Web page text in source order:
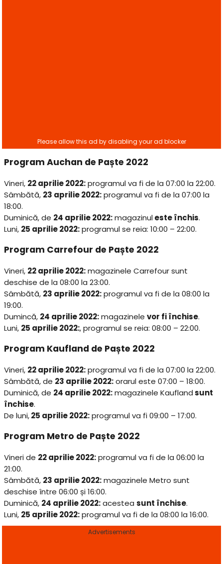
Program Auchan de Paște 2022
Vineri, 22 aprilie 2022:programul va fi de la 07:00 la 22:00.
Sâmbătă, 23 aprilie 2022:programul va fi de la 07:00 la
18:00.
Duminică, de 24 aprilie 2022:magazinuleste închis.
Luni, 25 aprilie 2022:programul se reia: 10:00 – 22:00.
Program Carrefour de Paște 2022
Vineri, 22 aprilie 2022:magazinele Carrefour sunt
deschise de la 08:00 la 23:00.
Sâmbătă, 23 aprilie 2022:programul va fi de la 08:00 la
19:00.
Dumincă, 24 aprilie 2022:magazinele vor fi închise.
Luni, 25 aprilie 2022:, programul se reia: 08:00 – 22:00.
Program Kaufland de Paște 2022
Vineri, 22 aprilie 2022:programul va fi de la 07:00 la 22:00.
Sâmbătă, de 23 aprilie 2022:orarul este 07:00 – 18:00.
Duminică, de 24 aprilie 2022:magazinele Kauflandsunt
închise.
De luni,25 aprilie 2022:programul va fi 09:00 – 17:00.
Program Metro de Paște 2022
Vineri de 22 aprilie 2022:programul va fi de la 06:00 la
21:00.
Sâmbătă, 23 aprilie 2022:magazinele Metro sunt
deschise între 06:00 și 16:00.
Duminică, 24 aprilie 2022:acestea sunt închise.
Luni, 25 aprilie 2022:programul va fi de la 08:00 la 16:00.
Advertisements